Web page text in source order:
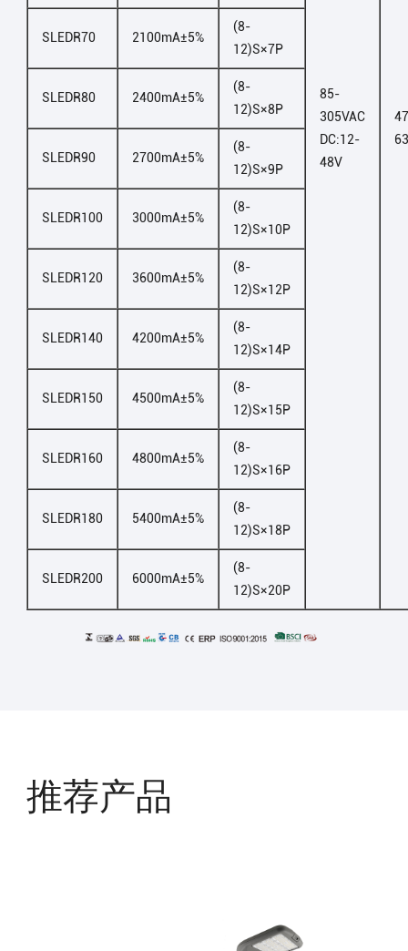
85-
305VAC
DC:12-
48V
SLEDR70 2100mA±5%
(8-
12)S×7P
SLEDR80 2400mA±5%
(8-
12)S×8P
SLEDR90 2700mA±5%
(8-
12)S×9P
SLEDR100 3000mA±5%
(8-
12)S×10P
SLEDR120 3600mA±5%
(8-
12)S×12P
SLEDR140 4200mA±5%
(8-
12)S×14P
SLEDR150 4500mA±5%
(8-
12)S×15P
SLEDR160 4800mA±5%
(8-
12)S×16P
SLEDR180 5400mA±5%
(8-
12)S×18P
SLEDR200 6000mA±5%
(8-
12)S×20P
推荐产品